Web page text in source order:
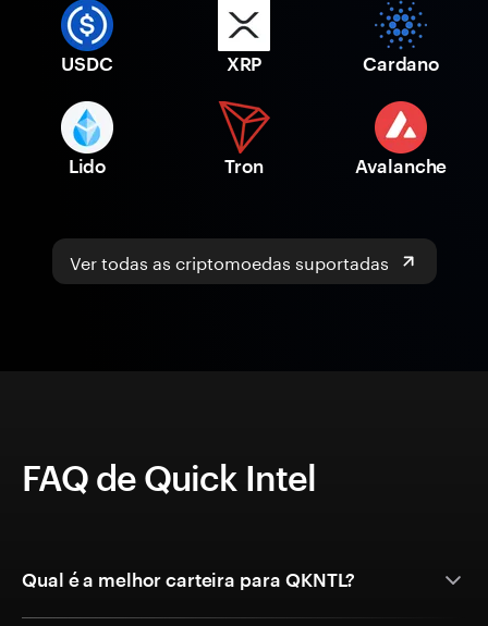
USDC XRP Cardano
Lido Tron Avalanche
Ver todas as criptomoedas suportadas
FAQ de Quick Intel
Qual é a melhor carteira para QKNTL?